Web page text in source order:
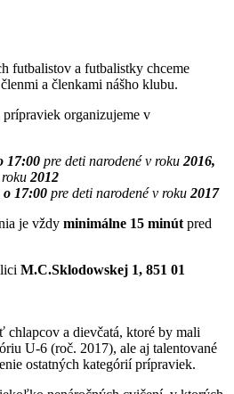
futbalistov a futbalistky chceme
a členkami nášho klubu.
organizujeme v
17:00 pre deti narodené v roku 2016,
2012
o 17:00 pre deti narodené v roku 2017
je vždy minimálne 15 minút pred
M.C.Sklodowskej 1, 851 01
a dievčatá, ktoré by mali
U-6 (roč. 2017), ale aj talentované
ostatných kategórií prípraviek.